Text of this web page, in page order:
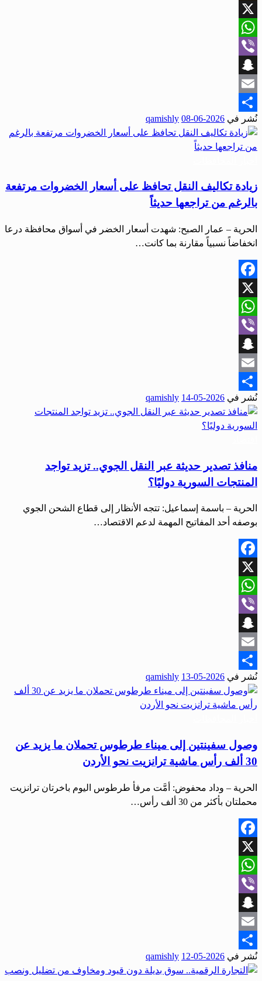
Facebook
X
WhatsApp
Viber
Snapchat
Email
Share
نُشر في 2026-06-08
qamishly
زيادة تكاليف النقل تحافظ على أسعار الخضروات مرتفعة
بالرغم من تراجعها حديثاً
الحرية – عمار الصبح: شهدت أسعار الخضر في أسواق محافظة درعا
انخفاضاً نسبياً مقارنة بما كانت…
Facebook
X
WhatsApp
Viber
Snapchat
Email
Share
نُشر في 2026-05-14
qamishly
منافذ تصدير حديثة عبر النقل الجوي.. تزيد تواجد
المنتجات السورية دوليًا؟
الحرية – باسمة إسماعيل: تتجه الأنظار إلى قطاع الشحن الجوي
بوصفه أحد المفاتيح المهمة لدعم الاقتصاد…
Facebook
X
WhatsApp
Viber
Snapchat
Email
Share
نُشر في 2026-05-13
qamishly
وصول سفينتين إلى ميناء طرطوس تحملان ما يزيد عن
30 ألف رأس ماشية ترانزيت نحو الأردن
الحرية – وداد محفوض: أمَّت مرفأ طرطوس اليوم باخرتان ترانزيت
محملتان بأكثر من 30 ألف رأس…
Facebook
X
WhatsApp
Viber
Snapchat
Email
Share
نُشر في 2026-05-12
qamishly